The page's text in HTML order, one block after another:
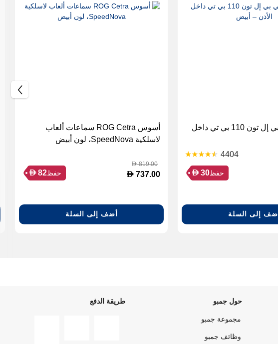
سماعات جي بي إل تون 110 بي تي داخل
4404
حفظ D 30
أضف إلى السلة
أسوس ROG Cetra سماعات ألعاب
لاسلكية SpeedNova، لون أبيض
D819.00
D 737.00 حفظ D 82
أضف إلى السلة
حول جمبو
مجموعة جمبو
وظائف جمبو
طريقة الدفع